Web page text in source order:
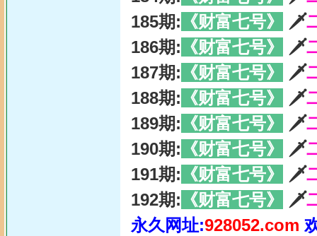
185期: 《财富七号》 🗡
186期: 《财富七号》 🗡
187期: 《财富七号》 🗡
188期: 《财富七号》 🗡
189期: 《财富七号》 🗡
190期: 《财富七号》 🗡
191期: 《财富七号》 🗡
192期: 《财富七号》 🗡
永久网址:928052.com